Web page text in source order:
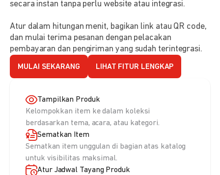
secara instan tanpa perlu website atau integrasi.
Atur dalam hitungan menit, bagikan link atau QR code,
dan mulai terima pesanan dengan pelacakan
pembayaran dan pengiriman yang sudah terintegrasi.
MULAI SEKARANG LIHAT FITUR LENGKAP
Tampilkan Produk
Kelompokkan item ke dalam koleksi
berdasarkan tema, acara, atau kategori.
Sematkan Item
Sematkan item unggulan di bagian atas katalog
untuk visibilitas maksimal.
Atur Jadwal Tayang Produk